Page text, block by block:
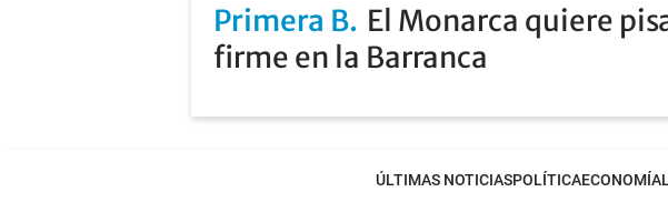
Primera B El Monarca quiere
firme en la Barranca
ÚLTIMAS NOTICIASPOLÍTICAECONOMÍA